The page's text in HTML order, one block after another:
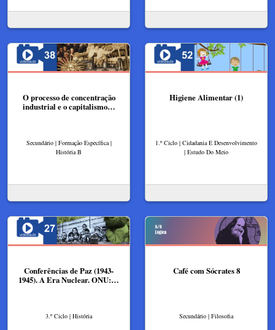
O processo de concentração
industrial e o capitalismo…
Secundário | Formação Específica |
História B
Higiene Alimentar (1)
1.º Ciclo | Cidadania E Desenvolvimento
| Estudo Do Meio
Conferências de Paz (1943-
1945). A Era Nuclear. ONU:…
3.º Ciclo | História
Café com Sócrates 8
Secundário | Filosofia